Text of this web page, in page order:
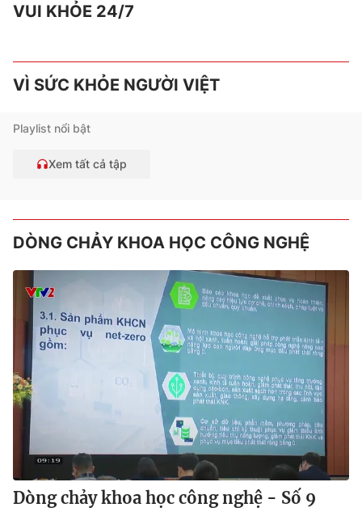
VUI KHỎE 24/7
VÌ SỨC KHỎE NGƯỜI VIỆT
Playlist nổi bật
Xem tất cả tập
DÒNG CHẢY KHOA HỌC CÔNG NGHỆ
Dòng chảy khoa học công nghệ - Số 9